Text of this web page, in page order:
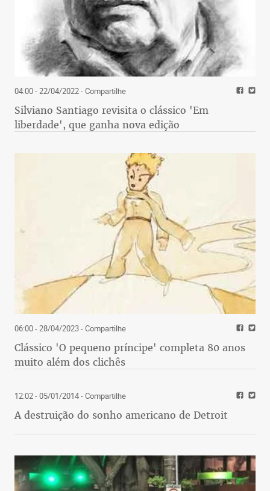
04:00 - 22/04/2022- Compartilhe
Silviano Santiago revisita o clássico 'Em
liberdade', que ganha nova edição
06:00 - 28/04/2023- Compartilhe
Clássico 'O pequeno príncipe' completa 80 anos
muito além dos clichês
12:02 - 05/01/2014- Compartilhe
A destruição do sonho americano de Detroit